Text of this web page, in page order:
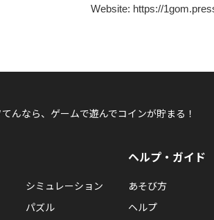
Website: https://
んなら、ゲームで遊んでコインが貯まる！
シミュレーション
パズル
ヘルプ・ガイド
あそび方
ヘルプ